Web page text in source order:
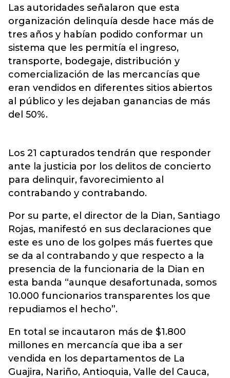
Las autoridades señalaron que esta
organización delinquía desde hace más de
tres años y habían podido conformar un
sistema que les permitía el ingreso,
transporte, bodegaje, distribución y
comercialización de las mercancías que
eran vendidos en diferentes sitios abiertos
al público y les dejaban ganancias de más
del 50%.
Los 21 capturados tendrán que responder
ante la justicia por los delitos de concierto
para delinquir, favorecimiento al
contrabando y contrabando.
Por su parte, el director de la Dian, Santiago
Rojas, manifestó en sus declaraciones que
este es uno de los golpes más fuertes que
se da al contrabando y que respecto a la
presencia de la funcionaria de la Dian en
esta banda “aunque desafortunada, somos
10.000 funcionarios transparentes los que
repudiamos el hecho”.
En total se incautaron más de $1.800
millones en mercancía que iba a ser
vendida en los departamentos de La
Guajira, Nariño, Antioquia, Valle del Cauca,